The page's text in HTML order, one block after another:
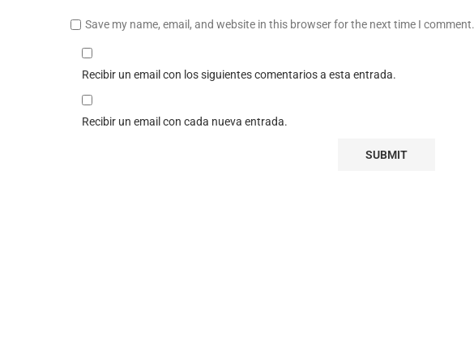
Save my name, email, and website in this browser for the next time I comment.
Recibir un email con los siguientes comentarios a esta entrada.
Recibir un email con cada nueva entrada.